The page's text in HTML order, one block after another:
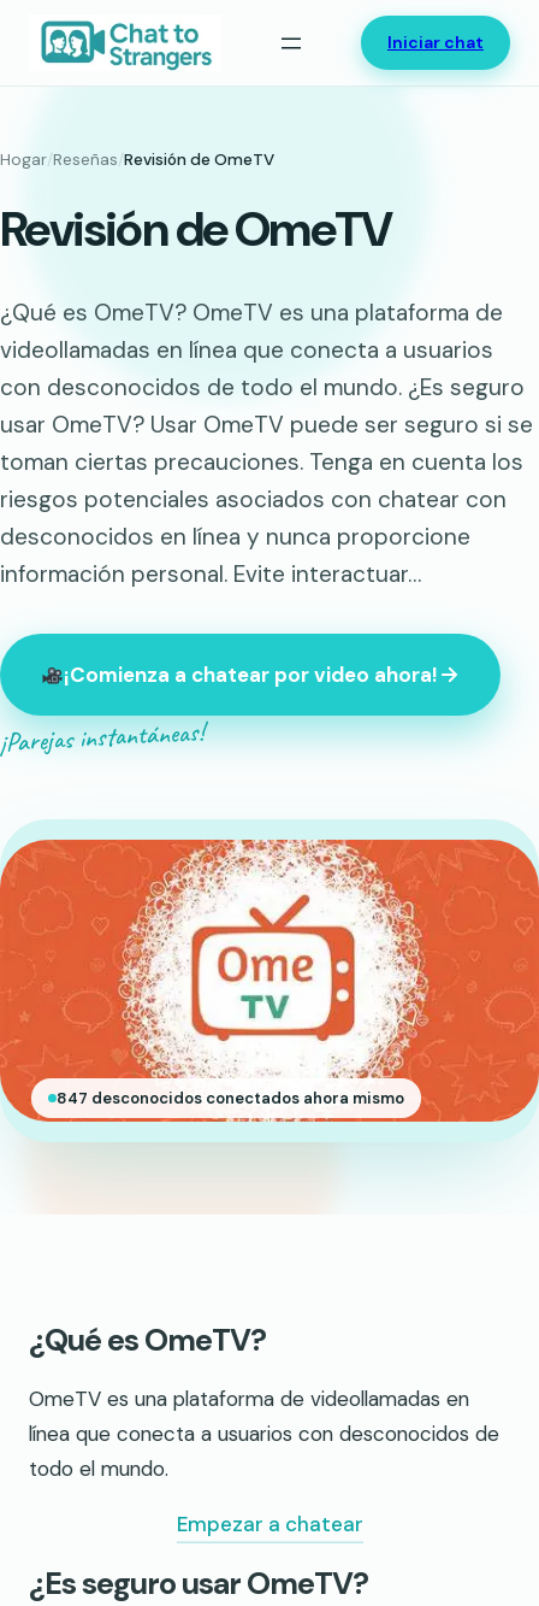
Saltar
contenido
Iniciar chat
Hogar/Reseñas/Revisión de OmeTV
Revisión de OmeTV
¿Qué es OmeTV? OmeTV es una plataforma de
videollamadas en línea que conecta a usuarios
con desconocidos de todo el mundo. ¿Es seguro
usar OmeTV? Usar OmeTV puede ser seguro si se
toman ciertas precauciones. Tenga en cuenta los
riesgos potenciales asociados con chatear con
desconocidos en línea y nunca proporcione
información personal. Evite interactuar…
¡Comienza a chatear por video ahora!
¡Parejas instantáneas!
847 desconocidos conectados ahora mismo
¿Qué es OmeTV?
OmeTV es una plataforma de videollamadas en
línea que conecta a usuarios con desconocidos de
todo el mundo.
Empezar a chatear
¿Es seguro usar OmeTV?